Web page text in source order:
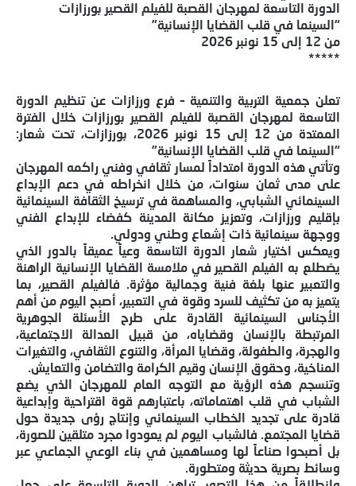
الدورة التاسعة لمهرجان القصبة للفيلم القصير بورزازات
“السينما في قلب القضايا الإنسانية”
من 12 إلى 15 نونبر 2026
*****
تعلن جمعية التربية والتنمية – فرع ورزازات عن تنظيم الدورة
التاسعة لمهرجان القصبة للفيلم القصير بورزازات خلال الفترة
الممتدة من 12 إلى 15 نونبر 2026، بورزازات، تحت شعار:
“السينما في قلب القضايا الإنسانية”
وتأتي هذه الدورة امتداداً لمسار ثقافي وفني راكمه المهرجان
على مدى ثمان سنوات، من خلال انخراطه في دعم الإبداع
السينمائي الشبابي، والمساهمة في ترسيخ الثقافة السينمائية
بإقليم ورزازات، وتعزيز مكانة المدينة كفضاء للإبداع الفني
ووجهة سينمائية ذات إشعاع وطني ودولي.
ويعكس اختيار شعار الدورة التاسعة وعياً عميقاً بالدور الذي
يضطلع به الفيلم القصير في ملامسة القضايا الإنسانية الراهنة
والتعبير عنها بلغة فنية وجمالية مؤثرة. فالفيلم القصير، بما
يتميز به من تكثيف للسرد وقوة في التعبير، أصبح اليوم من أهم
الأجناس السينمائية القادرة على طرح الأسئلة الجوهرية
المرتبطة بالإنسان وقضاياه، من قبيل العدالة الاجتماعية،
والهجرة، والطفولة، وقضايا المرأة، والتنوع الثقافي، والتغيرات
المناخية، وحقوق الإنسان وقيم الكرامة والتضامن والتعايش.
وتنسجم هذه الرؤية مع التوجه العام للمهرجان الذي يضع
الشباب في قلب اهتماماته، باعتبارهم قوة اقتراحية وإبداعية
قادرة على تجديد الخطاب السينمائي وإنتاج رؤى جديدة حول
قضايا المجتمع. فالشباب اليوم لم يعودوا مجرد متلقين للصورة،
بل أصبحوا صناعاً لها ومساهمين في بناء الوعي الجماعي عبر
وسائط بصرية حديثة ومتطورة.